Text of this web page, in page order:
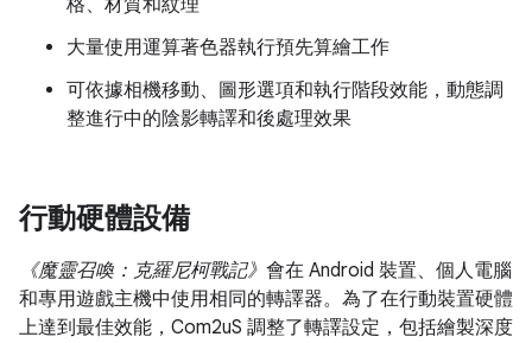
格、材質和紋理
大量使用運算著色器執行預先算繪工作
可依據相機移動、圖形選項和執行階段效能，動態調
整進行中的陰影轉譯和後處理效果
行動硬體設備
《魔靈召喚：克羅尼柯戰記》 會在 Android 裝置、個人電腦
和專用遊戲主機中使用相同的轉譯器。為了在行動裝置硬體
上達到最佳效能，Com2uS 調整了轉譯設定，包括繪製深度